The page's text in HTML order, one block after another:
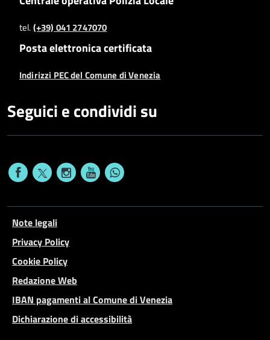
tel.(+39) 041 2747070
Posta elettronica certificata
Indirizzi PEC del Comune di Venezia
Seguici e condividi su
Note legali
Privacy Policy
Cookie Policy
Redazione Web
IBAN pagamenti al Comune di Venezia
Dichiarazione di accessibilità